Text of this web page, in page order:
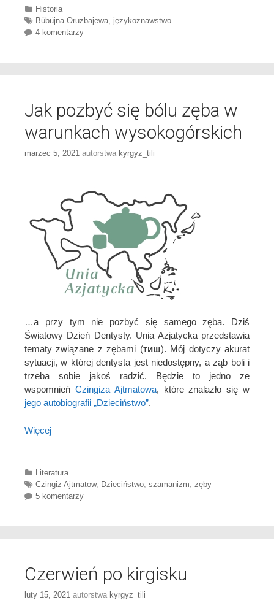
Categories
Historia
Tags
Bübüjna Oruzbajewa językoznawstwo
4 komentarzy
Jak pozbyć się bólu zęba w
warunkach wysokogórskich
marzec 5, 2021 autorstwa kyrgyz_tili
…a przy tym nie pozbyć się samego zęba. Dziś
Światowy Dzień Dentysty. Unia Azjatycka przedstawia
tematy związane z zębami (тиш). Mój dotyczy akurat
sytuacji, w której dentysta jest niedostępny, a ząb boli i
trzeba sobie jakoś radzić. Będzie to jedno ze
wspomnień Czingiza Ajtmatowa, które znalazło się w
jego autobiografii „Dzieciństwo”.
Więcej
Categories
Literatura
Tags
Czingiz Ajtmatow, Dzieciństwo szamanizm zęby
5 komentarzy
Czerwień po kirgisku
luty 15, 2021 autorstwa kyrgyz_tili